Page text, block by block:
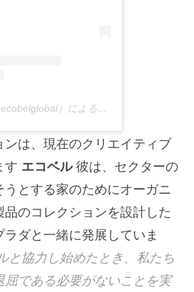
Ecobel Ecological（@ecobelglobal）による投稿シェア
ンは、現在のクリエイティブ
す エコベル彼は、セクターの
とする家のためにオーガニ
品のコレクションを設計した
ダと一緒に発展していま
と協力し始めたとき、私たち
である必要がないことを実